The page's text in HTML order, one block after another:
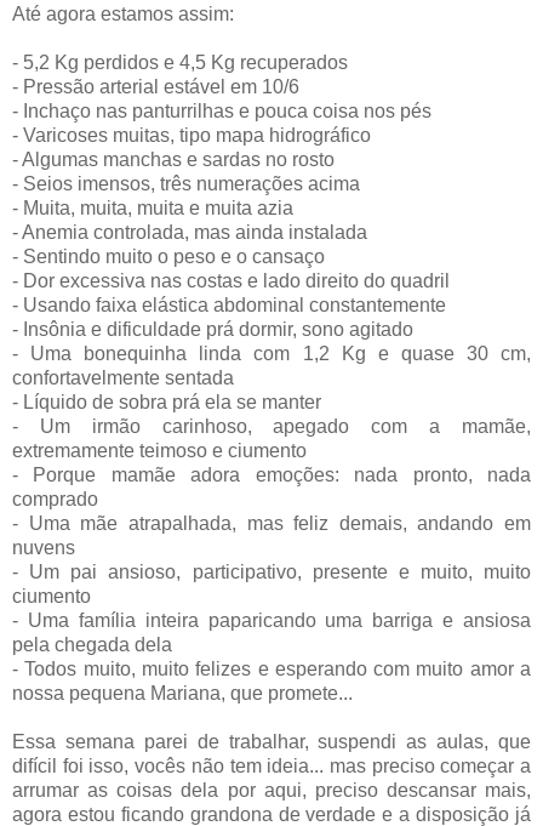
Até agora estamos assim:
- 5,2 Kg perdidos e 4,5 Kg recuperados
- Pressão arterial estável em 10/6
- Inchaço nas panturrilhas e pouca coisa nos pés
- Varicoses muitas, tipo mapa hidrográfico
- Algumas manchas e sardas no rosto
- Seios imensos, três numerações acima
- Muita, muita, muita e muita azia
- Anemia controlada, mas ainda instalada
- Sentindo muito o peso e o cansaço
- Dor excessiva nas costas e lado direito do quadril
- Usando faixa elástica abdominal constantemente
- Insônia e dificuldade prá dormir, sono agitado
- Uma bonequinha linda com 1,2 Kg e quase 30 cm,
confortavelmente sentada
- Líquido de sobra prá ela se manter
- Um irmão carinhoso, apegado com a mamãe,
extremamente teimoso e ciumento
- Porque mamãe adora emoções: nada pronto, nada
comprado
- Uma mãe atrapalhada, mas feliz demais, andando em
nuvens
- Um pai ansioso, participativo, presente e muito, muito
ciumento
- Uma família inteira paparicando uma barriga e ansiosa
pela chegada dela
- Todos muito, muito felizes e esperando com muito amor a
nossa pequena Mariana, que promete...
Essa semana parei de trabalhar, suspendi as aulas, que
difícil foi isso, vocês não tem ideia... mas preciso começar a
arrumar as coisas dela por aqui, preciso descansar mais,
agora estou ficando grandona de verdade e a disposição já